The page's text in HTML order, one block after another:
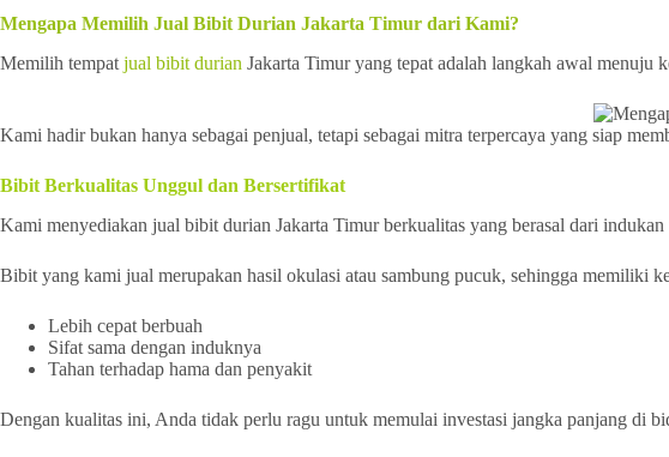
Mengapa Memilih Jual Bibit Durian Jakarta Timur dari Kami?
Memilih tempat jual bibit durian Jakarta Timur yang tepat adalah langkah awal menuju
Kami hadir bukan hanya sebagai penjual, tetapi sebagai mitra terpercaya yang siap
Bibit Berkualitas Unggul dan Bersertifikat
Kami menyediakan jual bibit durian Jakarta Timur berkualitas yang berasal dari
Bibit yang kami jual merupakan hasil okulasi atau sambung pucuk, sehingga memiliki
Lebih cepat berbuah
Sifat sama dengan induknya
Tahan terhadap hama dan penyakit
Dengan kualitas ini, Anda tidak perlu ragu untuk memulai investasi jangka panjang di